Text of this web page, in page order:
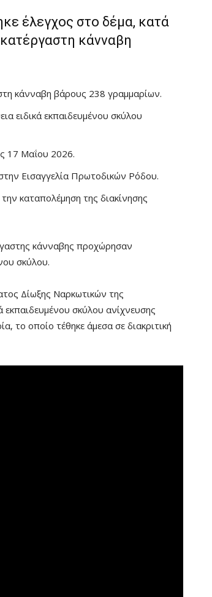
έλεγχος στο δέμα, κατά
κάνναβη
κάνναβη βάρους 238 γραμμαρίων.
ειδικά εκπαιδευμένου σκύλου
17 Μαΐου 2026.
Εισαγγελία Πρωτοδικών Ρόδου.
καταπολέμηση της διακίνησης
κάνναβης προχώρησαν
σκύλου.
Δίωξης Ναρκωτικών της
σκύλου ανίχνευσης
το οποίο τέθηκε άμεσα σε διακριτική